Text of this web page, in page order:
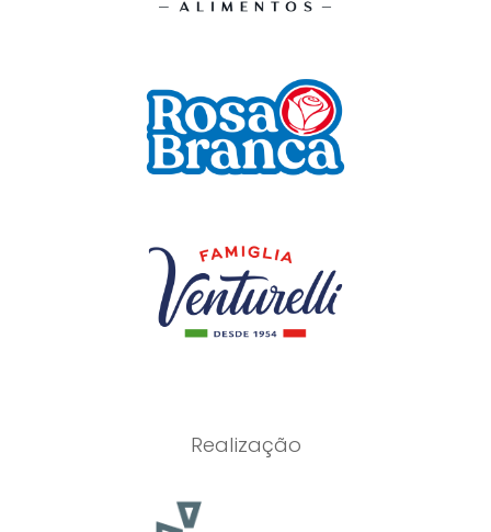
Realização